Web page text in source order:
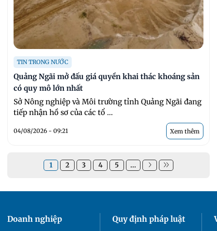
TIN TRONG NƯỚC
Quảng Ngãi mở đấu giá quyền khai thác khoáng sản
có quy mô lớn nhất
Sở Nông nghiệp và Môi trường tỉnh Quảng Ngãi đang
tiếp nhận hồ sơ của các tổ ...
04/08/2026 - 09:21 Xem thêm
1 2 3 4 5 ...
Doanh nghiệp Quy định pháp luật